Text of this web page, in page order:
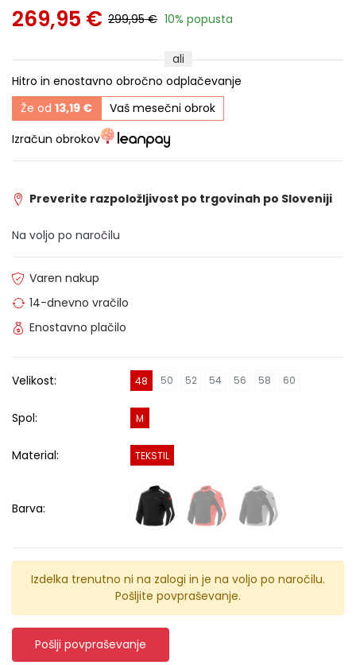
269,95 € 299,95 € 10% popusta
ali
Hitro in enostavno obročno odplačevanje
Že od 13,19 €
Vaš mesečni obrok
Izračun obrokov
Preverite razpoložljivost po trgovinah po Sloveniji
Na voljo po naročilu
Varen nakup
14-dnevno vračilo
Enostavno plačilo
Velikost: 48 50 52 54 56 58 60
Spol: M
Material: TEKSTIL
Barva:
Izdelka trenutno ni na zalogi in je na voljo po naročilu.
Pošljite povpraševanje.
Pošlji povpraševanje